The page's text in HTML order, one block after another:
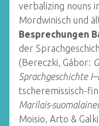
verbalizing nouns
Mordwinisch und
Besprechungen
der
(Bereczki, Gábor:
Sprachgeschichte
tscheremissisch-
Marilais-
Moisio, Arto &